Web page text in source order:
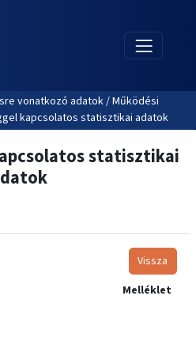
vonatkozó adatok / Működési
kapcsolatos statisztikai adatok
statisztikai
Vissza
Melléklet